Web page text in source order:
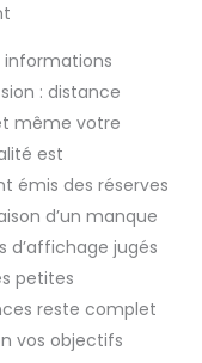
d'affichage
&
iPad】
qui affiche
calories,
Le
livré
de
vous
en
votre
informations
: distance
même votre
est
émis des réserves
d’un manque
d’affichage jugés
petites
reste complet
vos objectifs